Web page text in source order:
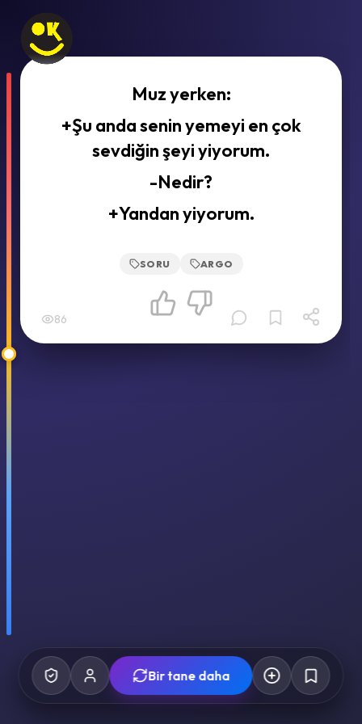
Muz yerken:
+Şu anda senin yemeyi en çok
sevdiğin şeyi yiyorum.
-Nedir?
+Yandan yiyorum.
SORU ARGO
86
Bir tane daha